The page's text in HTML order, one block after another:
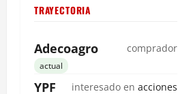
TRAYECTORIA
Adecoagro comprador
actual
YPF interesado en acciones